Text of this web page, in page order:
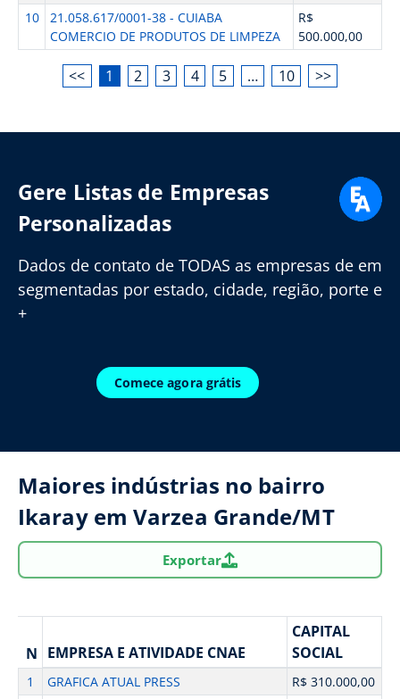
10
21.058.617/0001-38 - CUIABA
COMERCIO DE PRODUTOS DE LIMPEZA
R$
500.000,00
<< 1 2 3 4 5 … 10 >>
Gere Listas de Empresas
Personalizadas
Dados de contato de TODAS as empresas de em
segmentadas por estado, cidade, região, porte e
+
Comece agora grátis
Maiores indústrias no bairro
Ikaray em Varzea Grande/MT
Exportar
N EMPRESA E ATIVIDADE CNAE
CAPITAL
SOCIAL
1 GRAFICA ATUAL PRESS
R$ 310.000,00